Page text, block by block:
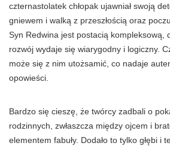
czternastolatek chłopak ujawniał swoją
gniewem i walką z przeszłością oraz
Syn Redwina jest postacią kompleksową,
rozwój wydaje się wiarygodny i logiczny.
może się z nim utożsamić, co nadaje
opowieści.
Bardzo się cieszę, że twórcy zadbali o
rodzinnych, zwłaszcza między ojcem i
elementem fabuły. Dodało to tylko głębi i